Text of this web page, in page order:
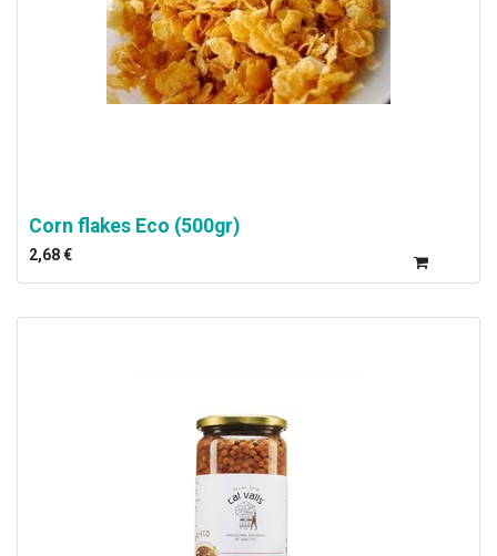
Corn flakes Eco (500gr)
2,68€